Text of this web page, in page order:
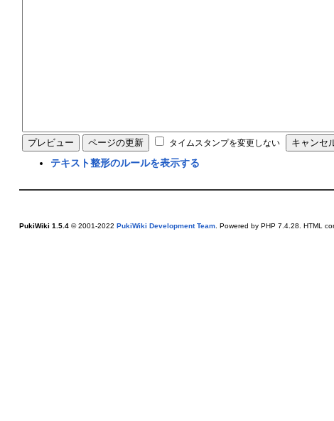
タイムスタンプを変更しない
テキスト整形のルールを表示する
PukiWiki 1.5.4© 2001-2022 PukiWiki Development Team. Powered by PHP 7.4.28. HTML